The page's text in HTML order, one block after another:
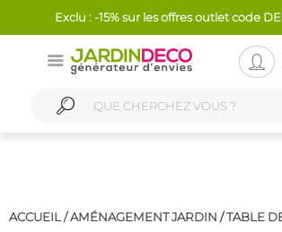
Exclu : -15% sur les offres outlet code
ACCUEIL /AMÉNAGEMENT JARDIN /TABLE